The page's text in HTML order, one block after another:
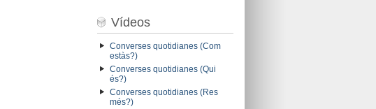
Vídeos
Converses quotidianes (Com
estàs?)
Converses quotidianes (Qui
és?)
Converses quotidianes (Res
més?)